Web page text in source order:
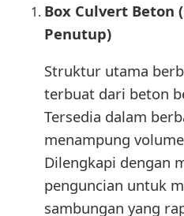
Box Culvert Beton
Penutup)
Struktur utama
terbuat dari beton
Tersedia dalam
menampung
Dilengkapi dengan
penguncian untuk
sambungan yang